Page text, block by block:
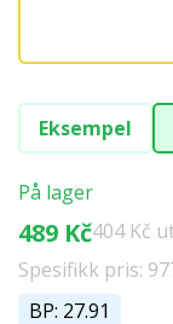
Eksempel
På lager
489 Kč404 Kč
Spesifikk pris:
BP: 27.91